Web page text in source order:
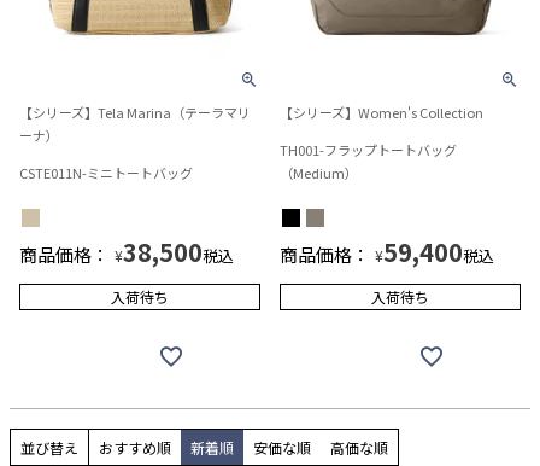
【シリーズ】Tela Marina（テーラマリ
ーナ）
CSTE011N-ミニトートバッグ
商品価格： ¥38,500税込
入荷待ち
【シリーズ】Women's Collection
TH001-フラップトートバッグ
（Medium）
商品価格： ¥59,400税込
入荷待ち
並び替え おすすめ順 新着順 安価な順 高価な順